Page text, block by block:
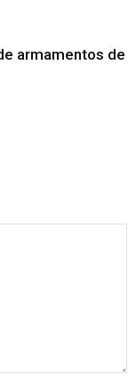
armamentos de